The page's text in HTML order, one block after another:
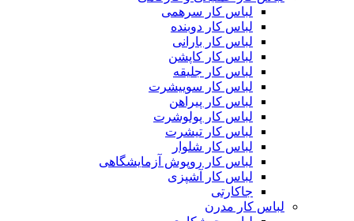
لباس کار سرهمی
لباس کار دوبنده
لباس کار بارانی
لباس کار کاپشن
لباس کار جلیقه
لباس کار سوییشرت
لباس کار پیراهن
لباس کار پولوشرت
لباس کار تیشرت
لباس کار شلوار
لباس کار روپوش آزمایشگاهی
لباس کار آشپزی
جاکارتی
لباس کار مدرن